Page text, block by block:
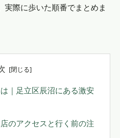
実際に歩いた順番でまとめま
｜足立区辰沼にある激安
のアクセスと行く前の注